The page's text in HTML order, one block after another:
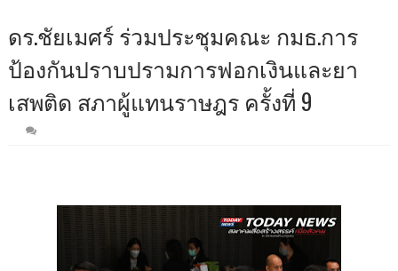
ดร.ชัยเมศร์ ร่วมประชุมคณะ กมธ.การ
ป้องกันปราบปรามการฟอกเงินและยา
เสพติด สภาผู้แทนราษฎร ครั้งที่ 9